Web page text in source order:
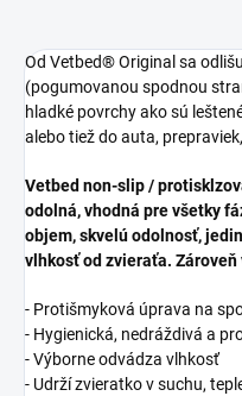
Od Vetbed® Original sa
(pogumovanou spodnou
hladké povrchy ako sú
alebo tiež do auta,
Vetbed non-slip /
odolná, vhodná pre všetky
objem, skvelú odolnosť,
vlhkosť od zvieraťa.
- Protišmyková úprava na
- Hygienická, nedráždivá a
- Výborne odvádza vlhkosť
- Udrží zvieratko v suchu,